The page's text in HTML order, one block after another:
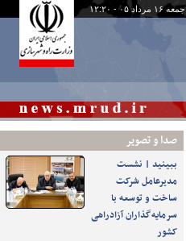
جمعه ۱۶ مرداد ۰۵ - ۱۲:۲۰
صدا و تصوير
ببینید | نشست
مدیرعامل شرکت
ساخت و توسعه با
سرمایه‌گذاران آزادراهی
کشور